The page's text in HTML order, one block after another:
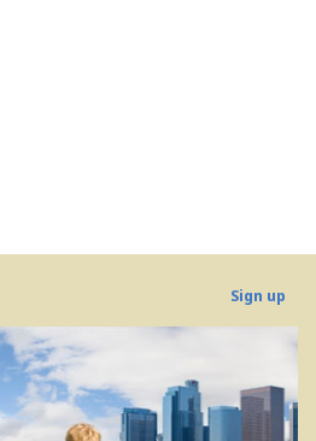
Sign up